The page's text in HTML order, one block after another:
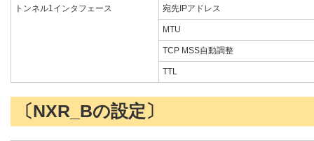
トンネル1インタフェース 宛先IPアドレス
MTU
TCP MSS自動調整
TTL
〔NXR_Bの設定〕